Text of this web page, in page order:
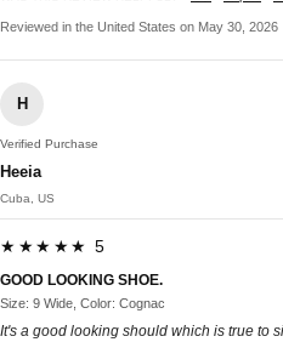
Reviewed in the United States on May 30, 2026
H
Verified Purchase
Heeia
Cuba, US
★★★★★ 5
GOOD LOOKING SHOE.
Size: 9 Wide, Color: Cognac
It's a good looking should which is true to